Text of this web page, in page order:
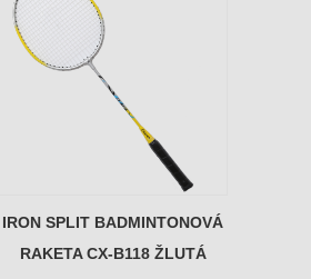
IRON SPLIT BADMINTONOVÁ
RAKETA CX-B118 ŽLUTÁ